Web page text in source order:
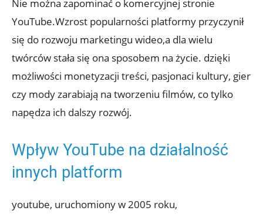
Nie można zapominać o komercyjnej stronie
YouTube.Wzrost popularności platformy przyczynił
się do rozwoju marketingu wideo,a dla wielu
twórców stała się ona sposobem na życie. dzięki
możliwości monetyzacji treści, pasjonaci kultury, gier
czy mody zarabiają na tworzeniu filmów, co tylko
napędza ich dalszy rozwój.
Wpływ YouTube na działalność
innych platform
youtube, uruchomiony w 2005 roku,